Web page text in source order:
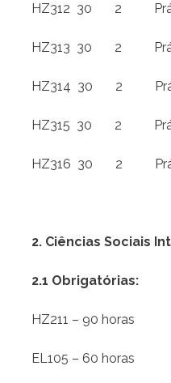
HZ312 30 2
HZ313 30 2
HZ314 30 2
HZ315 30 2
HZ316 30 2
2. Ciências Sociais
2.1 Obrigatórias:
HZ211 – 90 horas
EL105 – 60 horas